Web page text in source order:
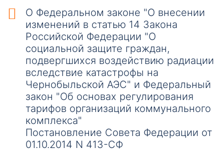
О Федеральном законе "О внесении
изменений в статью 14 Закона
Российской Федерации "О
социальной защите граждан,
подвергшихся воздействию радиации
вследствие катастрофы на
Чернобыльской АЭС" и Федеральный
закон "Об основах регулирования
тарифов организаций коммунального
комплекса"
Постановление Совета Федерации от
01.10.2014 N 413-СФ